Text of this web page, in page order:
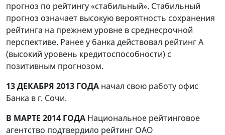
прогноз по рейтингу «стабильный». Стабильный
прогноз означает высокую вероятность сохранения
рейтинга на прежнем уровне в среднесрочной
перспективе. Ранее у банка действовал рейтинг А
(высокий уровень кредитоспособности) с
позитивным прогнозом.
13 ДЕКАБРЯ 2013 ГОДА начал свою работу офис
Банка в г. Сочи.
В МАРТЕ 2014 ГОДА Национальное рейтинговое
агентство подтвердило рейтинг ОАО